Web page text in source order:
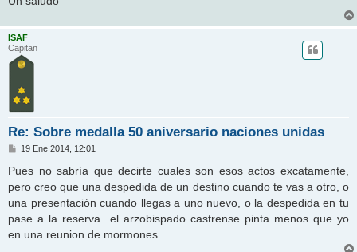
ISAF
Capitan
Re: Sobre medalla 50 aniversario naciones unidas
M
n
a
j
e
19 Ene 2014, 12:01
Pues no sabría que decirte cuales son esos actos excatamente,
pero creo que una despedida de un destino cuando te vas a otro, o
una presentación cuando llegas a uno nuevo, o la despedida en tu
pase a la reserva...el arzobispado castrense pinta menos que yo
en una reunion de mormones.